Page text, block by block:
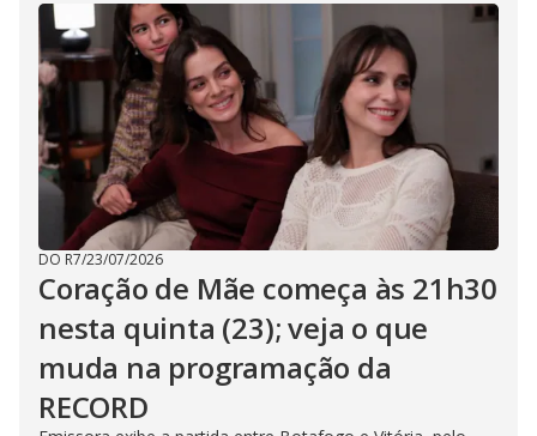
DO R7/23/07/2026
Coração de Mãe começa às 21h30
nesta quinta (23); veja o que
muda na programação da
RECORD